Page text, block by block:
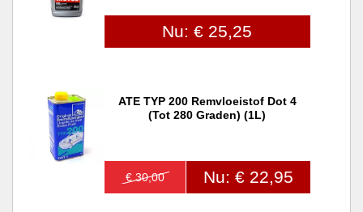
Nu: € 25,25
ATE TYP 200 Remvloeistof Dot 4
(tot 280 Graden) (1L)
€ 30,00 Nu: € 22,95